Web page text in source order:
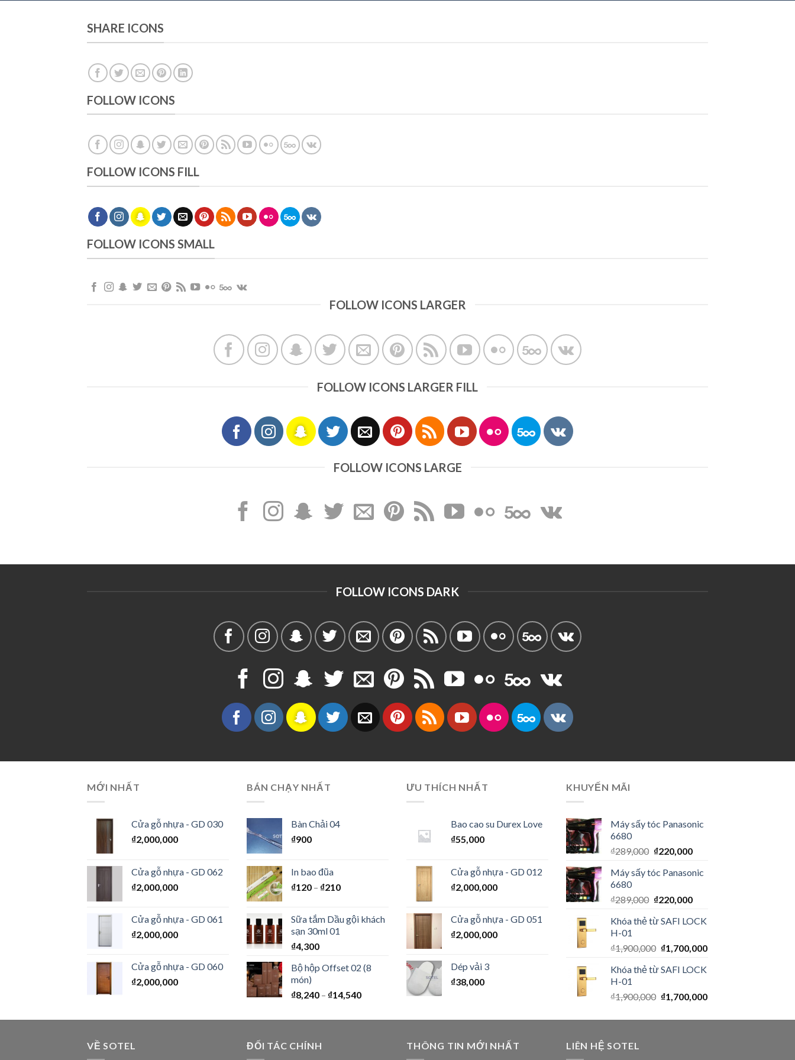
SHARE ICONS
FOLLOW ICONS
FOLLOW ICONS FILL
FOLLOW ICONS SMALL
FOLLOW ICONS LARGER
FOLLOW ICONS LARGER FILL
FOLLOW ICONS LARGE
FOLLOW ICONS DARK
MỚI NHẤT
Cửa gỗ nhựa - GD 030
₫2,000,000
Cửa gỗ nhựa - GD 062
₫2,000,000
Cửa gỗ nhựa - GD 061
₫2,000,000
Cửa gỗ nhựa - GD 060
₫2,000,000
BÁN CHẠY NHẤT
Bàn Chải 04
₫900
In bao đũa
₫120 – ₫210
Sữa tắm Dầu gội khách
sạn 30ml 01
₫4,300
Bộ hộp Offset 02 (8
món)
₫8,240 – ₫14,540
ƯU THÍCH NHẤT
Bao cao su Durex Love
₫55,000
Cửa gỗ nhựa - GD 012
₫2,000,000
Cửa gỗ nhựa - GD 051
₫2,000,000
Dép vải 3
₫38,000
KHUYẾN MÃI
Máy sấy tóc Panasonic
6680
₫289,000 ₫220,000
Máy sấy tóc Panasonic
6680
₫289,000 ₫220,000
Khóa thẻ từ SAFI LOCK
H-01
₫1,900,000 ₫1,700,000
Khóa thẻ từ SAFI LOCK
H-01
₫1,900,000 ₫1,700,000
VỀ SOTEL ĐỐI TÁC CHÍNH THÔNG TIN MỚI NHẤT LIÊN HỆ SOTEL